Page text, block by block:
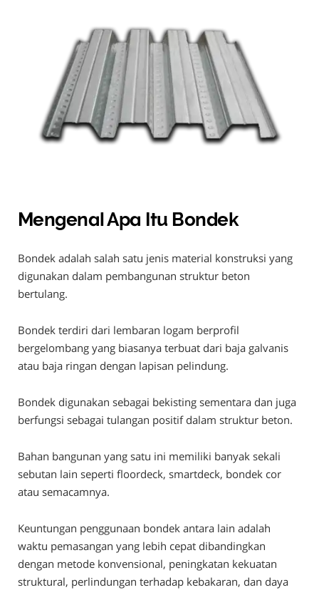
Mengenal Apa Itu Bondek
Bondek adalah salah satu jenis material konstruksi yang
digunakan dalam pembangunan struktur beton
bertulang.
Bondek terdiri dari lembaran logam berprofil
bergelombang yang biasanya terbuat dari baja galvanis
atau baja ringan dengan lapisan pelindung.
Bondek digunakan sebagai bekisting sementara dan juga
berfungsi sebagai tulangan positif dalam struktur beton.
Bahan bangunan yang satu ini memiliki banyak sekali
sebutan lain seperti floordeck, smartdeck, bondek cor
atau semacamnya.
Keuntungan penggunaan bondek antara lain adalah
waktu pemasangan yang lebih cepat dibandingkan
dengan metode konvensional, peningkatan kekuatan
struktural, perlindungan terhadap kebakaran, dan daya